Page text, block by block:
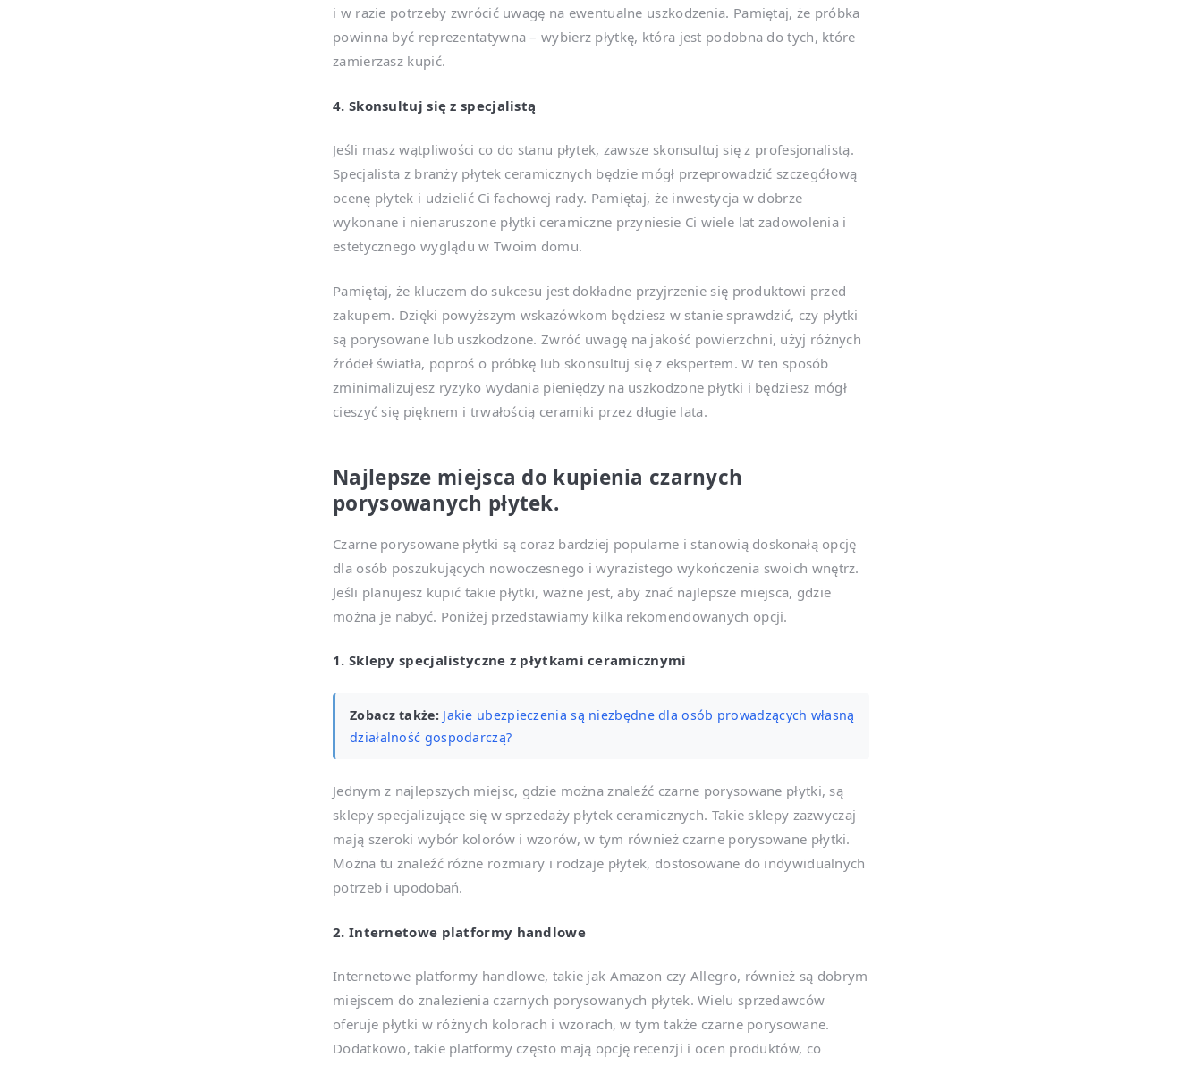
i w razie potrzeby zwrócić uwagę na ewentualne uszkodzenia. Pamiętaj, że próbka
powinna być reprezentatywna – wybierz płytkę, która jest podobna do tych, które
zamierzasz kupić.
4. Skonsultuj się z specjalistą
Jeśli masz wątpliwości co do stanu płytek, zawsze skonsultuj się z profesjonalistą.
Specjalista z branży płytek ceramicznych będzie mógł przeprowadzić szczegółową
ocenę płytek i udzielić Ci fachowej rady. Pamiętaj, że inwestycja w dobrze
wykonane i nienaruszone płytki ceramiczne przyniesie Ci wiele lat zadowolenia i
estetycznego wyglądu w Twoim domu.
Pamiętaj, że kluczem do sukcesu jest dokładne przyjrzenie się produktowi przed
zakupem. Dzięki powyższym wskazówkom będziesz w stanie sprawdzić, czy płytki
są porysowane lub uszkodzone. Zwróć uwagę na jakość powierzchni, użyj różnych
źródeł światła, poproś o próbkę lub skonsultuj się z ekspertem. W ten sposób
zminimalizujesz ryzyko wydania pieniędzy na uszkodzone płytki i będziesz mógł
cieszyć się pięknem i trwałością ceramiki przez długie lata.
Najlepsze miejsca do kupienia czarnych
porysowanych płytek.
Czarne porysowane płytki są coraz bardziej popularne i stanowią doskonałą opcję
dla osób poszukujących nowoczesnego i wyrazistego wykończenia swoich wnętrz.
Jeśli planujesz kupić takie płytki, ważne jest, aby znać najlepsze miejsca, gdzie
można je nabyć. Poniżej przedstawiamy kilka rekomendowanych opcji.
1. Sklepy specjalistyczne z płytkami ceramicznymi
Zobacz także: Jakie ubezpieczenia są niezbędne dla osób prowadzących własną
działalność gospodarczą?
Jednym z najlepszych miejsc, gdzie można znaleźć czarne porysowane płytki, są
sklepy specjalizujące się w sprzedaży płytek ceramicznych. Takie sklepy zazwyczaj
mają szeroki wybór kolorów i wzorów, w tym również czarne porysowane płytki.
Można tu znaleźć różne rozmiary i rodzaje płytek, dostosowane do indywidualnych
potrzeb i upodobań.
2. Internetowe platformy handlowe
Internetowe platformy handlowe, takie jak Amazon czy Allegro, również są dobrym
miejscem do znalezienia czarnych porysowanych płytek. Wielu sprzedawców
oferuje płytki w różnych kolorach i wzorach, w tym także czarne porysowane.
Dodatkowo, takie platformy często mają opcję recenzji i ocen produktów, co